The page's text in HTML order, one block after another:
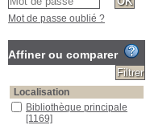
Mot de passe oublié ?
Affiner ou comparer
Localisation
Bibliothèque principale
[1169]